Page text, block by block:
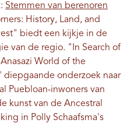
Stemmen van berenoren
History, Land, and
biedt een kijkje in de
van de regio. "In Search of
World of the
diepgaande onderzoek naar
Puebloan-inwoners van
kunst van de Ancestral
in Polly Schaafsma's